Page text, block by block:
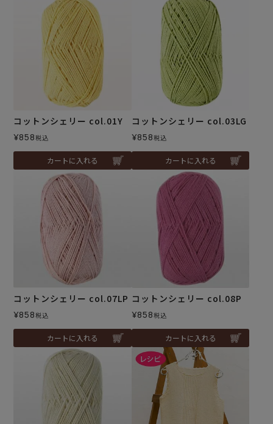
コットンシェリー col.01Y
¥858税込
カートに入れる
コットンシェリー col.03LG
¥858税込
カートに入れる
コットンシェリー col.07LP
¥858税込
カートに入れる
コットンシェリー col.08P
¥858税込
カートに入れる